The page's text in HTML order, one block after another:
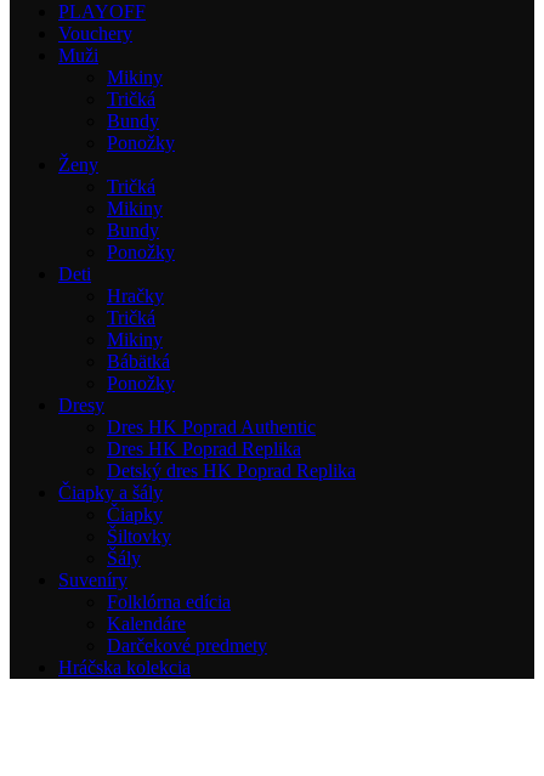
PLAYOFF
Vouchery
Muži
Mikiny
Tričká
Bundy
Ponožky
Ženy
Tričká
Mikiny
Bundy
Ponožky
Deti
Hračky
Tričká
Mikiny
Bábätká
Ponožky
Dresy
Dres HK Poprad Authentic
Dres HK Poprad Replika
Detský dres HK Poprad Replika
Čiapky a šály
Čiapky
Šiltovky
Šály
Suveníry
Folklórna edícia
Kalendáre
Darčekové predmety
Hráčska kolekcia